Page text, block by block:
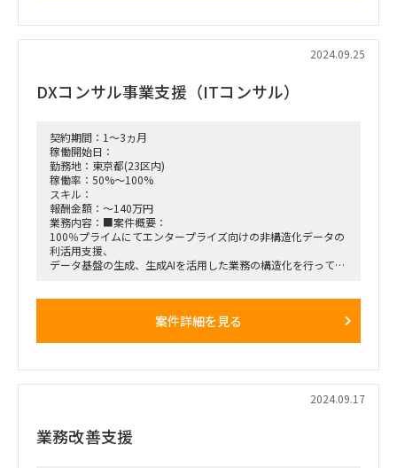
社内のCISOから知見を受け取り、それを理解しての対応
・R&D、営業、PR、クリエイティブチームとのコワークによ
■期間：10月～
■勤務地：リモート
■募集人数：1名
■面談回数：1回
2024.09.25
DXコンサル事業支援（ITコンサル）
契約期間：1～3ヵ月
稼働開始日：
勤務地：東京都(23区内)
稼働率：50%～100%
スキル：
報酬金額：～140万円
業務内容：■案件概要：
100％プライムにてエンタープライズ向けの非構造化データの
利活用支援、
データ基盤の生成、生成AIを活用した業務の構造化を行ってい
ンドユーザー様は多岐に渡ります。
・紙（定型的なものではなく、会議などで出る要件整理）が書
業面をお願いしたいです。
・顧客窓口はメインでいるので、補佐的なテクノロジーを全く
案件詳細を見る
2024.09.17
業務改善支援